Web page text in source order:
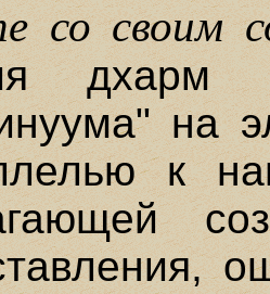
со своим
дхарм
на
к